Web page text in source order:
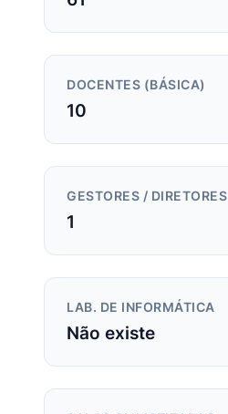
DOCENTES (BÁSICA)
10
GESTORES / DIRETORES
1
LAB. DE INFORMÁTICA
Não existe